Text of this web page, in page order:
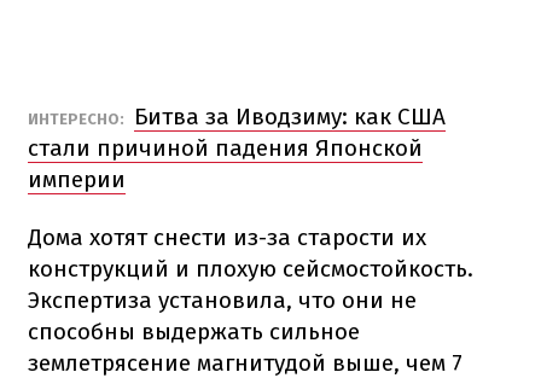
ИНТЕРЕСНО:
Битва за Иводзиму: как США
стали причиной падения Японской
империи
Дома хотят снести из-за старости их
конструкций и плохую сейсмостойкость.
Экспертиза установила, что они не
способны выдержать сильное
землетрясение магнитудой выше, чем 7